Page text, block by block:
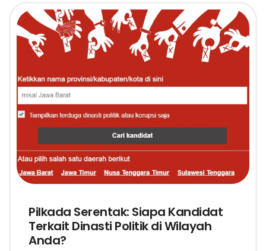
Pilkada Serentak: Siapa Kandidat
Terkait Dinasti Politik di Wilayah
Anda?